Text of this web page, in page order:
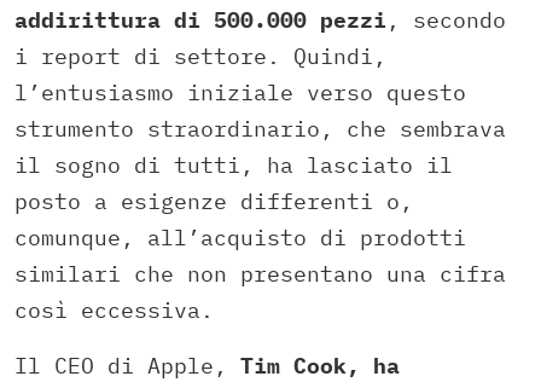
addirittura di 500.000 pezzi , secondo
i report di settore. Quindi,
l’entusiasmo iniziale verso questo
strumento straordinario, che sembrava
il sogno di tutti, ha lasciato il
posto a esigenze differenti o,
comunque, all’acquisto di prodotti
similari che non presentano una cifra
così eccessiva.
Il CEO di Apple,
Tim Cook, ha